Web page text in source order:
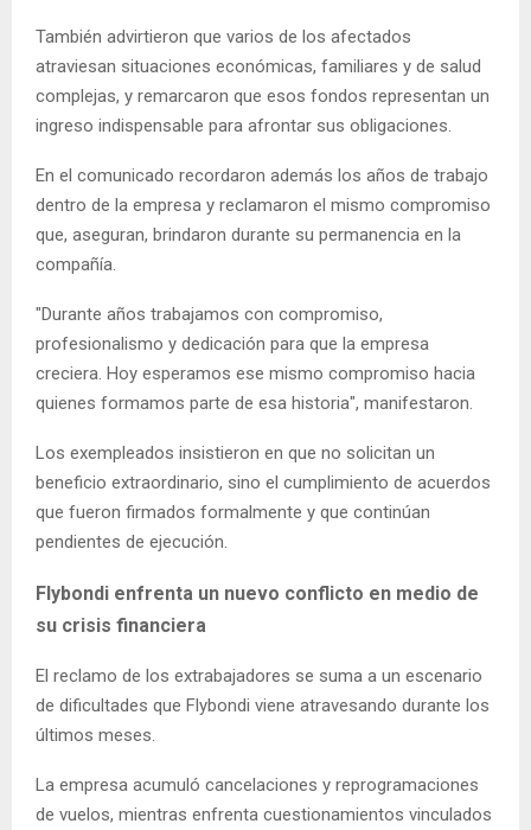
También advirtieron que varios de los afectados
atraviesan situaciones económicas, familiares y de salud
complejas, y remarcaron que esos fondos representan un
ingreso indispensable para afrontar sus obligaciones.
En el comunicado recordaron además los años de trabajo
dentro de la empresa y reclamaron el mismo compromiso
que, aseguran, brindaron durante su permanencia en la
compañía.
"Durante años trabajamos con compromiso,
profesionalismo y dedicación para que la empresa
creciera. Hoy esperamos ese mismo compromiso hacia
quienes formamos parte de esa historia", manifestaron.
Los exempleados insistieron en que no solicitan un
beneficio extraordinario, sino el cumplimiento de acuerdos
que fueron firmados formalmente y que continúan
pendientes de ejecución.
Flybondi enfrenta un nuevo conflicto en medio de
su crisis financiera
El reclamo de los extrabajadores se suma a un escenario
de dificultades que Flybondi viene atravesando durante los
últimos meses.
La empresa acumuló cancelaciones y reprogramaciones
de vuelos, mientras enfrenta cuestionamientos vinculados